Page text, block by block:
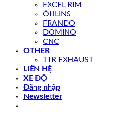
EXCEL RIM
ÖHLINS
FRANDO
DOMINO
CNC
OTHER
TTR EXHAUST
LIÊN HỆ
XE ĐỘ
Đăng nhập
Newsletter